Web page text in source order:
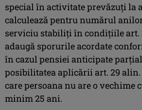
special în activitate prevăzuţi la
calculează pentru numărul
serviciu stabiliţi în condiţiile art.
adaugă sporurile acordate
în cazul pensiei anticipate
posibilitatea aplicării art. 29
care persoana nu are o vechime
minim 25 ani.